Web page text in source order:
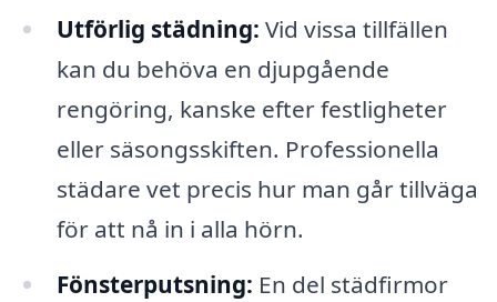
Utförlig städning: Vid vissa tillfällen
kan du behöva en djupgående
rengöring, kanske efter festligheter
eller säsongsskiften. Professionella
städare vet precis hur man går tillväga
för att nå in i alla hörn.
Fönsterputsning: En del städfirmor